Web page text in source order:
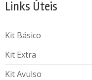
Links Úteis
Kit Básico
Kit Extra
Kit Avulso